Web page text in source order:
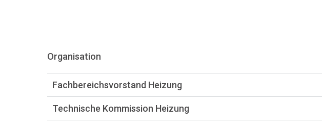
Organisation
Fachbereichsvorstand Heizung
Technische Kommission Heizung